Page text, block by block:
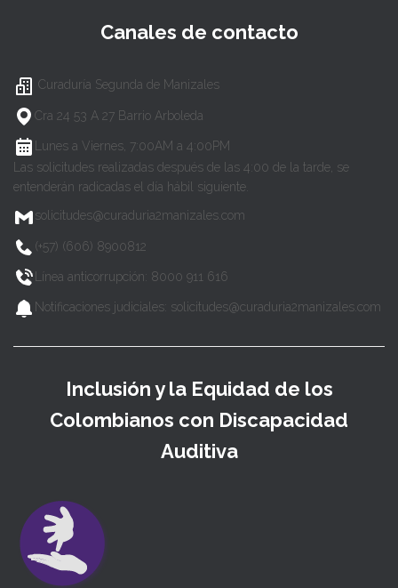
Canales de contacto
Curaduría Segunda de Manizales
Cra 24 53 A 27 Barrio Arboleda
Lunes a Viernes, 7:00AM a 4:00PM
Las solicitudes realizadas después de las 4:00 de la tarde, se
entenderán radicadas el día hábil siguiente.
solicitudes@curaduria2manizales.com
(+57) (606) 8900812
Línea anticorrupción: 8000 911 616
Notificaciones judiciales: solicitudes@curaduria2manizales.com
Inclusión y la Equidad de los
Colombianos con Discapacidad
Auditiva